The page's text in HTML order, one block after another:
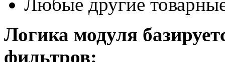
Любые другие
Логика модуля
фильтров: